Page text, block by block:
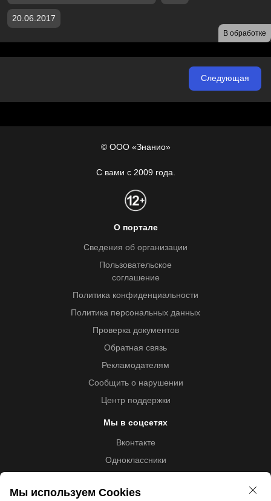
В обработке
20.06.2017
Следующая
© ООО «Знанио»
С вами с 2009 года.
О портале
Сведения об организации
Пользовательское
соглашение
Политика конфиденциальности
Политика персональных данных
Проверка документов
Обратная связь
Рекламодателям
Сообщить о нарушении
Центр поддержки
Мы в соцсетях
Вконтакте
Одноклассники
Мы используем Cookies